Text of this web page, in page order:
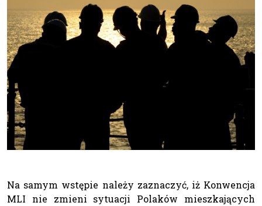
Na samym wstępie należy zaznaczyć, iż Konwencja
MLI nie zmieni sytuacji Polaków mieszkających